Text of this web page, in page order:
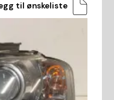
til ønskeliste